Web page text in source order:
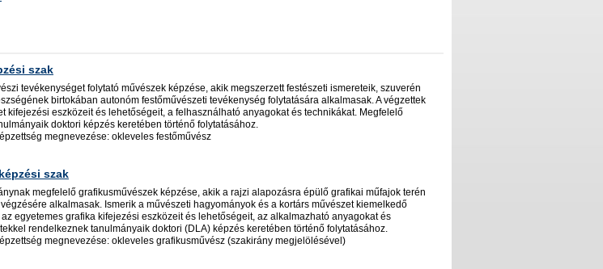
szak
tevékenységet folytató művészek képzése, akik megszerzett festészeti ismereteik, szuverén
birtokában autonóm festőművészeti tevékenység folytatására alkalmasak. A végzettek
kifejezési eszközeit és lehetőségeit, a felhasználható anyagokat és technikákat. Megfelelő
doktori képzés keretében történő folytatásához.
megnevezése: okleveles festőművész
szak
megfelelő grafikusművészek képzése, akik a rajzi alapozásra épülő grafikai műfajok terén
alkalmasak. Ismerik a művészeti hagyományok és a kortárs művészet kiemelkedő
egyetemes grafika kifejezési eszközeit és lehetőségeit, az alkalmazható anyagokat és
rendelkeznek tanulmányaik doktori (DLA) képzés keretében történő folytatásához.
megnevezése: okleveles grafikusművész (szakirány megjelölésével)